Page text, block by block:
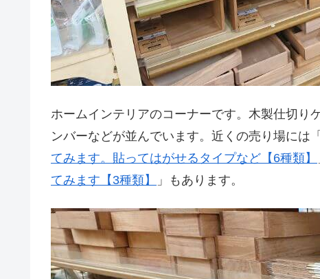
ホームインテリアのコーナーです。木製仕切り
ンバーなどが並んでいます。近くの売り場には「
てみます。貼ってはがせるタイプなど【6種類】
てみます【3種類】
」もあります。